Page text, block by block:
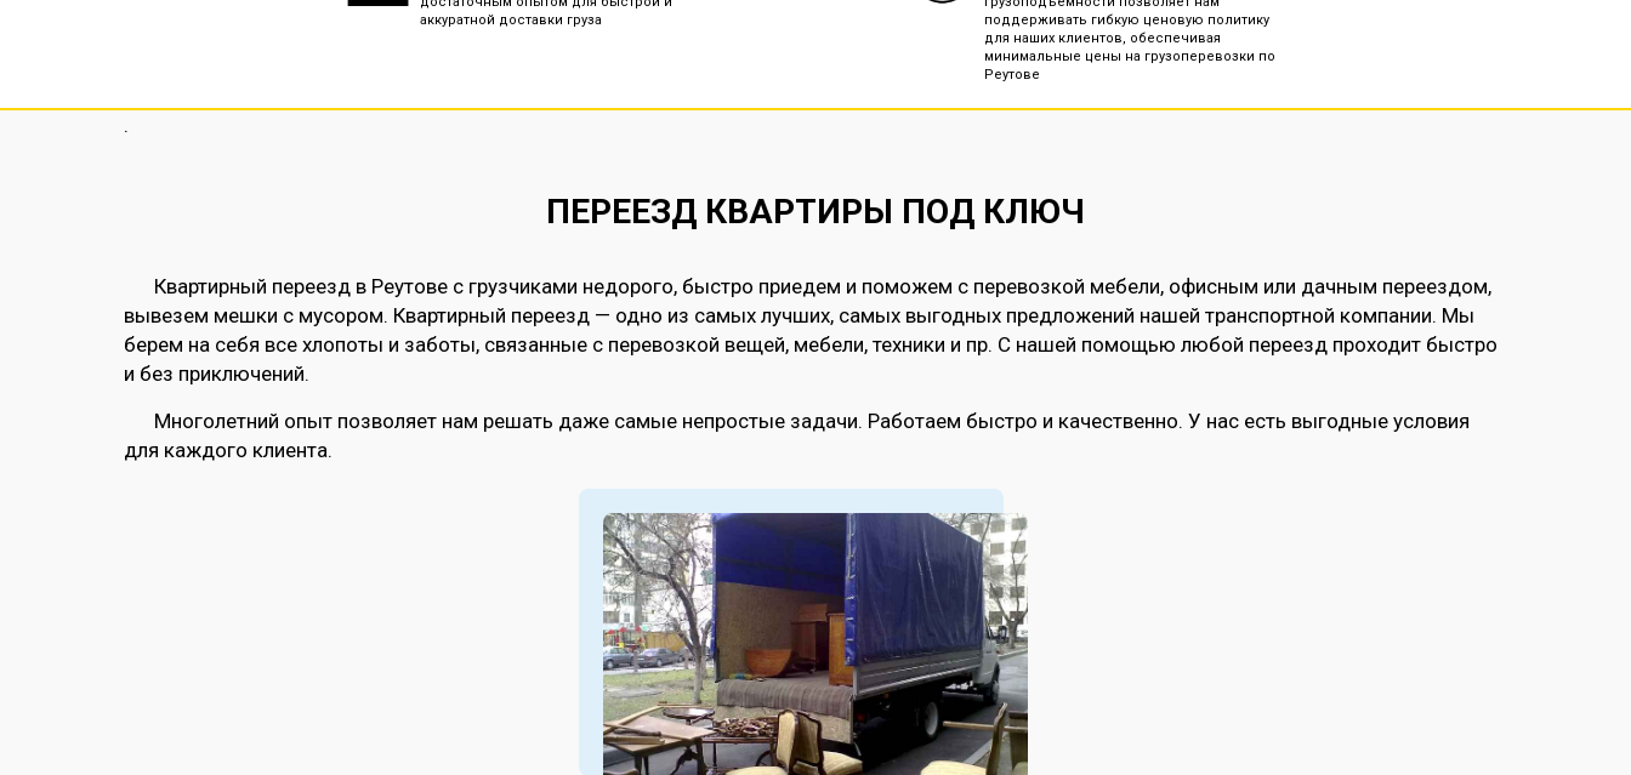
аккуратной доставки груза
поддерживать гибкую ценовую политику
для наших клиентов, обеспечивая
минимальные цены на грузоперевозки по
Реутове
.
ПЕРЕЕЗД КВАРТИРЫ ПОД КЛЮЧ
Квартирный переезд в Реутове с грузчиками недорого, быстро приедем и поможем с перевозкой мебели, офисным или дачным переездом,
вывезем мешки с мусором. Квартирный переезд — одно из самых лучших, самых выгодных предложений нашей транспортной компании. Мы
берем на себя все хлопоты и заботы, связанные с перевозкой вещей, мебели, техники и пр. С нашей помощью любой переезд проходит быстро
и без приключений.
Многолетний опыт позволяет нам решать даже самые непростые задачи. Работаем быстро и качественно. У нас есть выгодные условия
для каждого клиента.